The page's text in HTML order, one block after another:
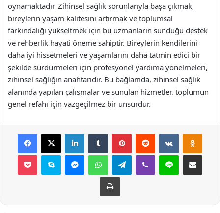
oynamaktadır. Zihinsel sağlık sorunlarıyla başa çıkmak,
bireylerin yaşam kalitesini artırmak ve toplumsal
farkındalığı yükseltmek için bu uzmanların sunduğu destek
ve rehberlik hayati öneme sahiptir. Bireylerin kendilerini
daha iyi hissetmeleri ve yaşamlarını daha tatmin edici bir
şekilde sürdürmeleri için profesyonel yardıma yönelmeleri,
zihinsel sağlığın anahtarıdır. Bu bağlamda, zihinsel sağlık
alanında yapılan çalışmalar ve sunulan hizmetler, toplumun
genel refahı için vazgeçilmez bir unsurdur.
Facebook
X LinkedInTumblr PinterestReddit VKontakte
Pocket Skype MessengerWhatsAppTelegramViber Line E-Posta ile
Yazdır